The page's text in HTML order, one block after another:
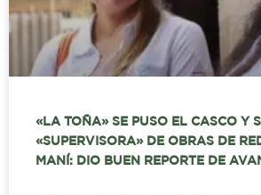
«LA TOÑA» SE PUSO EL CASCO Y
«SUPERVISORA» DE OBRAS DE
MANÍ: DIO BUEN REPORTE DE